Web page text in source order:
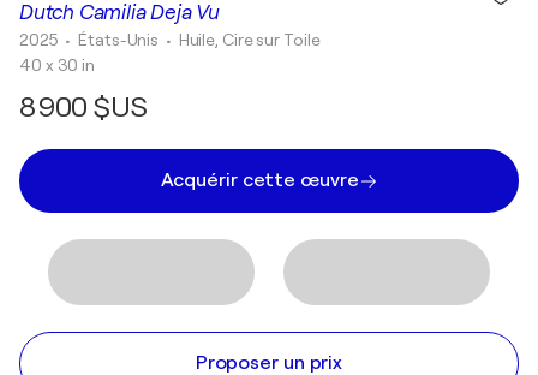
Dutch Camilia Deja Vu
2025 • États-Unis • Huile, Cire sur Toile
40 x 30 in
8 900 $US
Acquérir cette œuvre
Proposer un prix